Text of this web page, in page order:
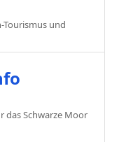
und
das Schwarze Moor